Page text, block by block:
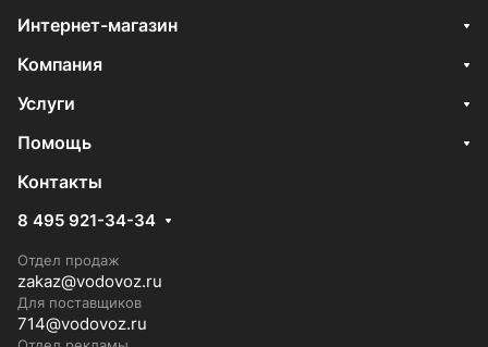
Интернет-магазин
Компания
Услуги
Помощь
Контакты
8 495 921-34-34
Отдел продаж
zakaz@vodovoz.ru
Для поставщиков
714@vodovoz.ru